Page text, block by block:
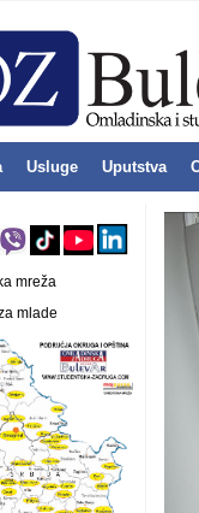
Usluge Uputstva
mreža
mlade